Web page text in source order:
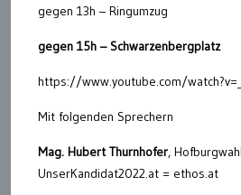
gegen 13h – Ringumzug
gegen 15h – Schwarzenbergplatz
https://www.youtube.com/
Mit folgenden Sprechern
Mag. Hubert Thurnhofer,
UnserKandidat2022.at = ethos.at